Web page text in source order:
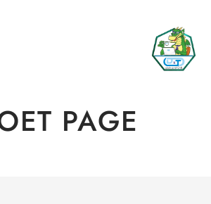
PAGE